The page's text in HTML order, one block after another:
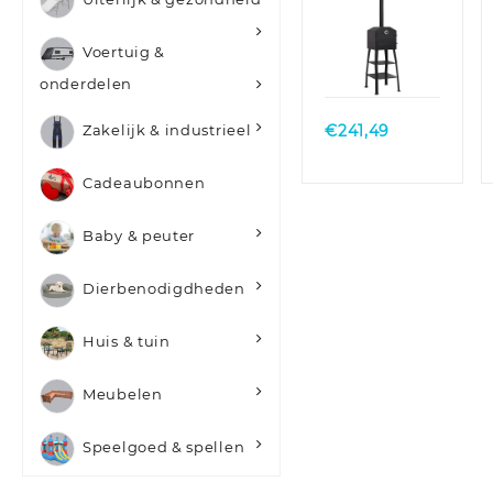
Voertuig &
onderdelen
Zakelijk & industrieel
Cadeaubonnen
Baby & peuter
Dierbenodigdheden
Huis & tuin
Meubelen
Speelgoed & spellen
Quick
View
€241,49